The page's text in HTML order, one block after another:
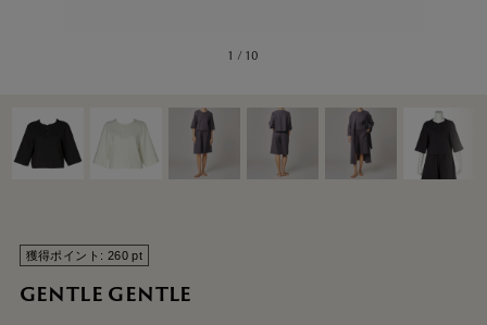
1 /10
獲得ポイント: 260 pt
GENTLE GENTLE